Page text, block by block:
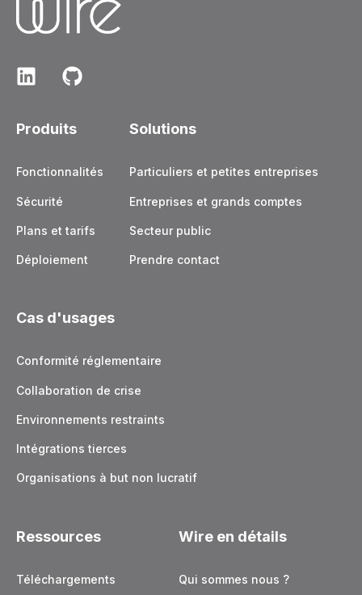
Produits
Fonctionnalités
Sécurité
Plans et tarifs
Déploiement
Solutions
Particuliers et petites entreprises
Entreprises et grands comptes
Secteur public
Prendre contact
Cas d'usages
Conformité réglementaire
Collaboration de crise
Environnements restraints
Intégrations tierces
Organisations à but non lucratif
Ressources
Téléchargements
Wire en détails
Qui sommes nous ?